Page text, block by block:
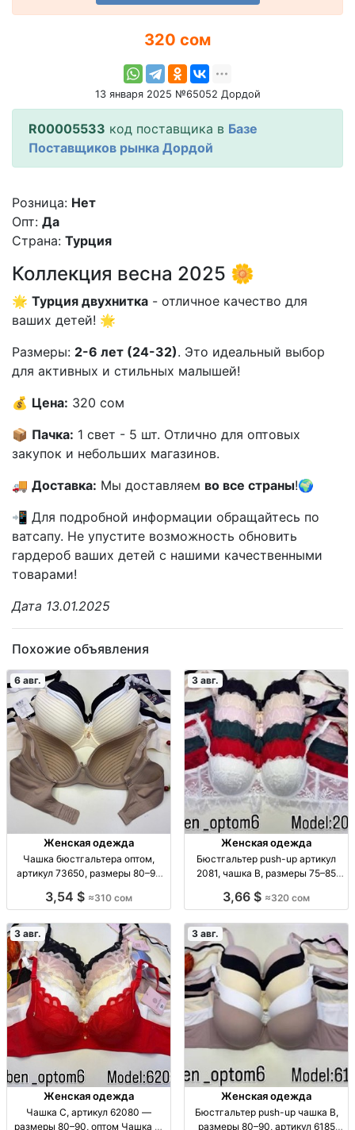
320 сом
13 января 2025 №65052 Дордой
R00005533 код поставщика в Базе
Поставщиков рынка Дордой
Розница: Нет
Опт: Да
Страна: Турция
Коллекция весна 2025 🌼
🌟 Турция двухнитка - отличное качество для
ваших детей! 🌟
Размеры: 2-6 лет (24-32). Это идеальный выбор
для активных и стильных малышей!
💰 Цена: 320 сом
📦 Пачка: 1 свет - 5 шт. Отлично для оптовых
закупок и небольших магазинов.
🚚 Доставка: Мы доставляем во все страны!🌍
📲 Для подробной информации обращайтесь по
ватсапу. Не упустите возможность обновить
гардероб ваших детей с нашими качественными
товарами!
Дата 13.01.2025
Похожие объявления
6 авг.
Женская одежда
Чашка бюстгальтера оптом,
артикул 73650, размеры 80–90
арт. 73650, уп. 6 шт., опт
3,54 $ ≈310 сом
3 авг.
Женская одежда
Бюстгальтер push-up артикул
2081, чашка B, размеры 75–85
р-ры 75/80/85, уп. 3 шт., 320 сом/
3,66 $ ≈320 сом
3 авг.
Женская одежда
Чашка C, артикул 62080 —
размеры 80–90, оптом Чашка C,
3 авг.
Женская одежда
Бюстгальтер push-up чашка B,
размеры 80–90, артикул 6185